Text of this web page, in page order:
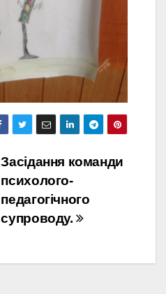
Засідання команди
психолого-
педагогічного
супроводу.